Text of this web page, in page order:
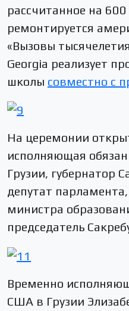
рассчитанное на
ремонтируется
«Вызовы
Georgia реализует
школы совместно с
На церемонии
исполняющая
Грузии, губернатор
депутат
министра
председатель
Временно
США в Грузии